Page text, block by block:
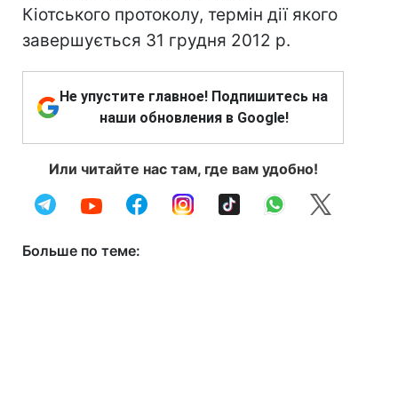
Кіотського протоколу, термін дії якого
завершується 31 грудня 2012 р.
Не упустите главное! Подпишитесь на
наши обновления в Google!
Или читайте нас там, где вам удобно!
Больше по теме: